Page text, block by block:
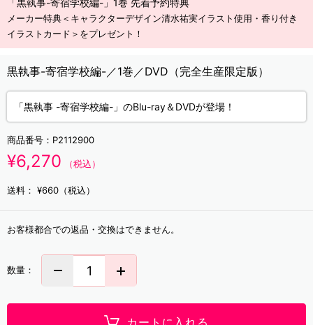
メーカー特典＜キャラクターデザイン清水祐実イラスト使用・香り付き
イラストカード＞をプレゼント！
黒執事-寄宿学校編-／1巻／DVD（完全生産限定版）
「黒執事 -寄宿学校編-」のBlu-ray＆DVDが登場！
商品番号： P2112900
¥6,270 （税込）
送料： ¥660（税込）
お客様都合での返品・交換はできません。
数量：